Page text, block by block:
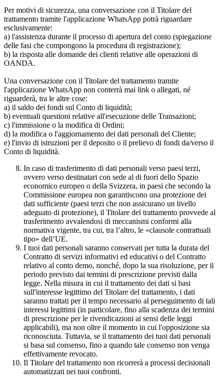
Per motivi di sicurezza, una conversazione con il Titolare del
trattamento tramite l'applicazione WhatsApp potrà riguardare
esclusivamente:
a) l'assistenza durante il processo di apertura del conto (spiegazione
delle fasi che compongono la procedura di registrazione);
b) la risposta alle domande dei clienti relative alle operazioni di
OANDA.
Una conversazione con il Titolare del trattamento tramite
l'applicazione WhatsApp non conterrà mai link o allegati, né
riguarderà, tra le altre cose:
a) il saldo dei fondi sul Conto di liquidità;
b) eventuali questioni relative all'esecuzione delle Transazioni;
c) l'immissione o la modifica di Ordini;
d) la modifica o l'aggiornamento dei dati personali del Cliente;
e) l'invio di istruzioni per il deposito o il prelievo di fondi da/verso il
Conto di liquidità.
In caso di trasferimento di dati personali verso paesi terzi,
ovvero verso destinatari con sede al di fuori dello Spazio
economico europeo o della Svizzera, in paesi che secondo la
Commissione europea non garantiscono una protezione dei
dati sufficiente (paesi terzi che non assicurano un livello
adeguato di protezione), il Titolare del trattamento provvede al
trasferimento avvalendosi di meccanismi conformi alla
normativa vigente, tra cui, tra l’altro, le «clausole contrattuali
tipo» dell’UE.
I tuoi dati personali saranno conservati per tutta la durata del
Contratto di servizi informativi ed educativi o del Contratto
relativo al conto demo, nonché, dopo la sua risoluzione, per il
periodo previsto dai termini di prescrizione previsti dalla
legge. Nella misura in cui il trattamento dei dati si basi
sull'interesse legittimo del Titolare del trattamento, i dati
saranno trattati per il tempo necessario al perseguimento di tali
interessi legittimi (in particolare, fino alla scadenza dei termini
di prescrizione per le rivendicazioni ai sensi delle leggi
applicabili), ma non oltre il momento in cui l'opposizione sia
riconosciuta. Tuttavia, se il trattamento dei tuoi dati personali
si basa sul consenso, fino a quando tale consenso non venga
effettivamente revocato.
Il Titolare del trattamento non ricorrerà a processi decisionali
automatizzati nei tuoi confronti.